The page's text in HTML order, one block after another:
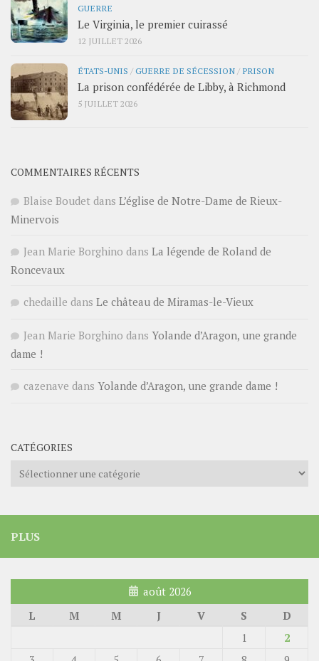
GUERRE
Le Virginia, le premier cuirassé
12 JUILLET 2026
ÉTATS-UNIS /GUERRE DE SÉCESSION/ PRISON
La prison confédérée de Libby, à Richmond
5 JUILLET 2026
COMMENTAIRES RÉCENTS
Blaise Boudet dans L’église de Notre-Dame de Rieux-
Minervois
Jean Marie Borghino dans La légende de Roland de
Roncevaux
chedaille dans Le château de Miramas-le-Vieux
Jean Marie Borghino dans Yolande d’Aragon, une grande
dame !
cazenave dans Yolande d’Aragon, une grande dame !
CATÉGORIES
Catégories
PLUS
août 2026
L
M M J V S
D
1
2